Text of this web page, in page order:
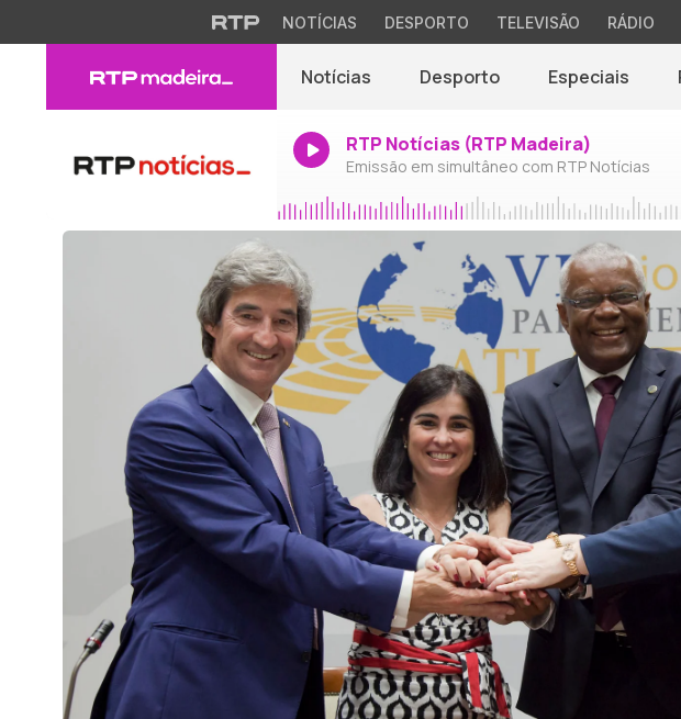
NOTÍCIAS DESPORTO TELEVISÃO RÁDIO
Notícias Desporto Especiais
RTP Notícias (RTP Madeira)
Emissão em simultâneo com RTP Notícias